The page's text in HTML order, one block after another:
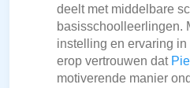
deelt met middelbare
basisschoolleerlingen.
instelling en ervaring
erop vertrouwen dat
motiverende manier